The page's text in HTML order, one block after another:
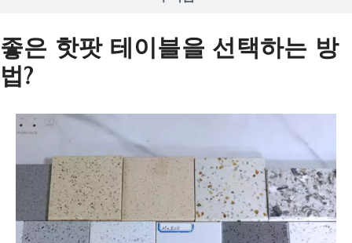
좋은 핫팟 테이블을 선택하는 방
법?